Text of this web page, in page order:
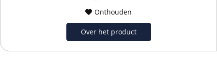
Onthouden
Over het product